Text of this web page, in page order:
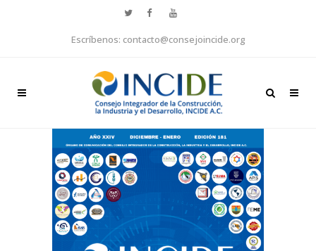
Escríbenos: contacto@consejoincide.org